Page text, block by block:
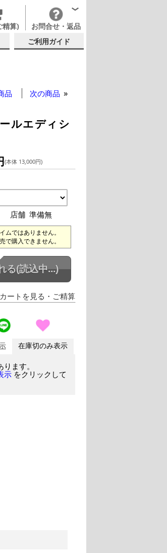
精算) お問合せ・返品
ご利用ガイド
品 次の商品
ルエディシ
(本体 13,000円)
店舗 準備無
ムではありません。
で購入できません。
る(読込中...)
カートを見る ・ご精算
在庫切のみ表示
ます。
示 をクリックして